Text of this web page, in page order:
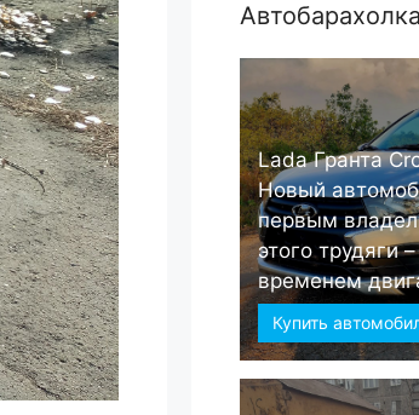
Lada Гранта
Новый
первым
этого трудяги
временем
Купить